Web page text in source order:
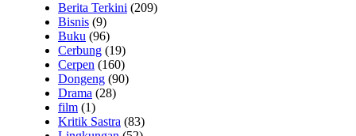
Berita Terkini (209)
Bisnis (9)
Buku (96)
Cerbung (19)
Cerpen (160)
Dongeng (90)
Drama (28)
film (1)
Kritik Sastra (83)